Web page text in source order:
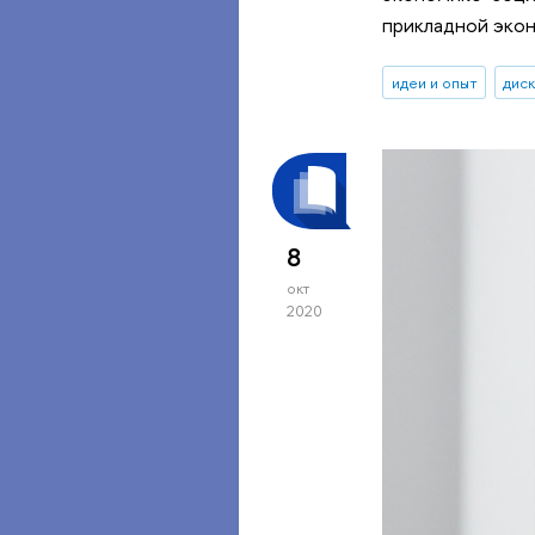
прикладной
идеи и опыт
8
окт
2020